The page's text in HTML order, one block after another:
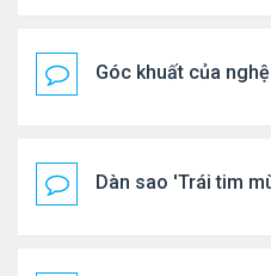
Góc khuất của nghệ
Dàn sao 'Trái tim